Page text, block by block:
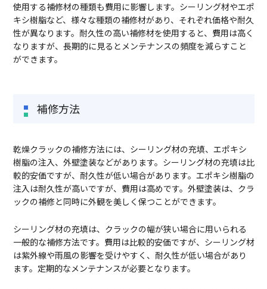
使用する補修材の種類も費用に影響します。シーリング材やエポ
キシ樹脂など、様々な種類の補修材があり、それぞれ価格や耐久
性が異なります。耐久性の高い補修材を使用すると、費用は高く
なりますが、長期的に見るとメンテナンスの頻度を減らすこと
ができます。
補修方法
乾燥クラックの補修方法には、シーリング材の充填、エポキシ
樹脂の注入、外壁塗装などがあります。シーリング材の充填は比
較的安価ですが、耐久性が低い場合があります。エポキシ樹脂の
注入は耐久性が高いですが、費用は高めです。外壁塗装は、クラ
ックの補修と同時に外観を美しく保つことができます。
シーリング材の充填は、クラックの幅が狭い場合に用いられる
一般的な補修方法です。費用は比較的安価ですが、シーリング材
は紫外線や雨風の影響を受けやすく、耐久性が低い場合があり
ます。定期的なメンテナンスが必要となります。